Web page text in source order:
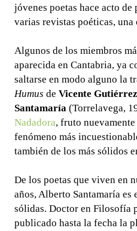
jóvenes poetas hace acto
varias revistas poéticas,
Algunos de los miembros
aparecida en Cantabria, ya
saltarse en modo alguno la
Humus de Vicente
Santamaría (Torrelavega,
Nadadora, fruto
fenómeno más
también de los más sólidos
De los poetas que viven en
años, Alberto Santamaría
sólidas. Doctor en Filosofía
publicado hasta la fecha la